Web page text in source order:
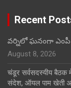
Recent
వర్నిలో ఘనంగా ఎంపీ
August 8, 2026
चंडूर सर्वसदस्यीय बैठक
संदेश, ऑयल पाम खेती